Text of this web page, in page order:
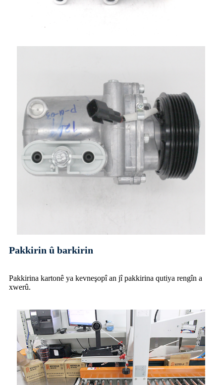
Pakkirin û barkirin
Pakkirina kartonê ya kevneşopî an jî pakkirina qutiya rengîn a
xwerû.